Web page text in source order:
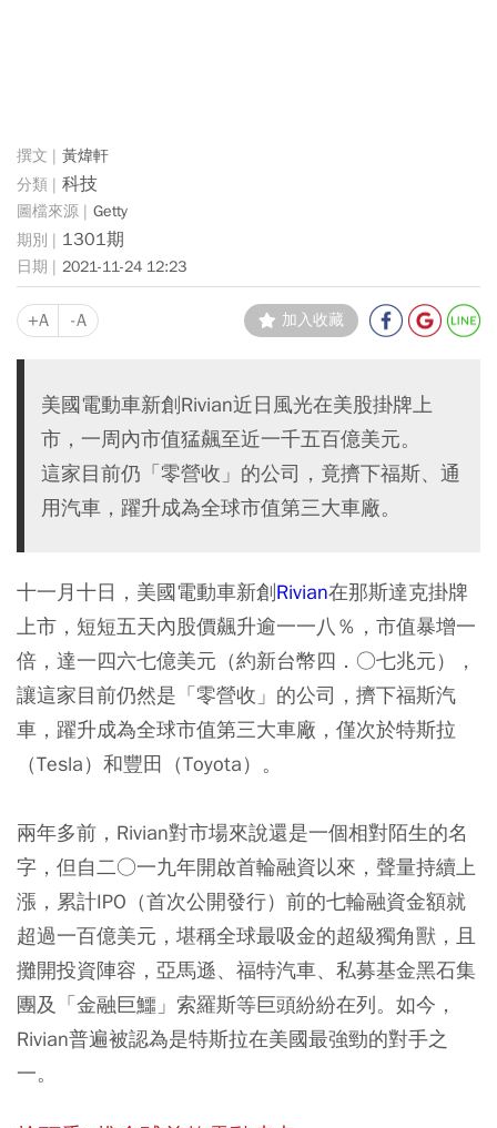
黃煒軒
科技
Getty
1301期
2021-11-24 12:23
+A -A 加入收藏
美國電動車新創Rivian近日風光在美股掛牌上
市，一周內市值猛飆至近一千五百億美元。
這家目前仍「零營收」的公司，竟擠下福斯、通
用汽車，躍升成為全球市值第三大車廠。
十一月十日，美國電動車新創Rivian在那斯達克掛牌
上市，短短五天內股價飆升逾一一八％，市值暴增一
倍，達一四六七億美元（約新台幣四．○七兆元），
讓這家目前仍然是「零營收」的公司，擠下福斯汽
車，躍升成為全球市值第三大車廠，僅次於特斯拉
（Tesla）和豐田（Toyota）。
兩年多前，Rivian對市場來說還是一個相對陌生的名
字，但自二○一九年開啟首輪融資以來，聲量持續上
漲，累計IPO（首次公開發行）前的七輪融資金額就
超過一百億美元，堪稱全球最吸金的超級獨角獸，且
攤開投資陣容，亞馬遜、福特汽車、私募基金黑石集
團及「金融巨鱷」索羅斯等巨頭紛紛在列。如今，
Rivian普遍被認為是特斯拉在美國最強勁的對手之
一。